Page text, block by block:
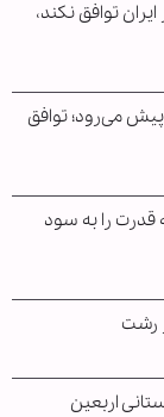
توافق نکند،
پیش می‌رود؛ توافق
قدرت را به سود
رشت
اربعین